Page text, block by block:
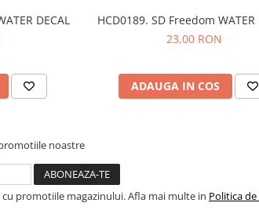
DECAL
HCD0189. SD Freedom WATER
23,00 RON
ADAUGA IN COS
noastre
promotiile magazinului. Afla mai multe in Politica